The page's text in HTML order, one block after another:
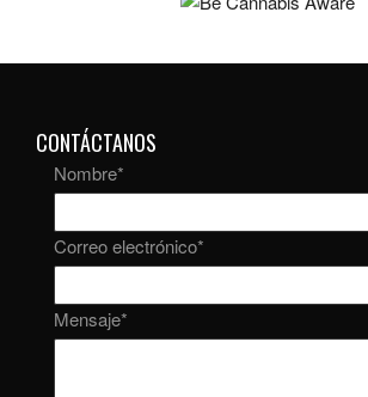
CONTÁCTANOS
Nombre*
Correo electrónico*
Mensaje*